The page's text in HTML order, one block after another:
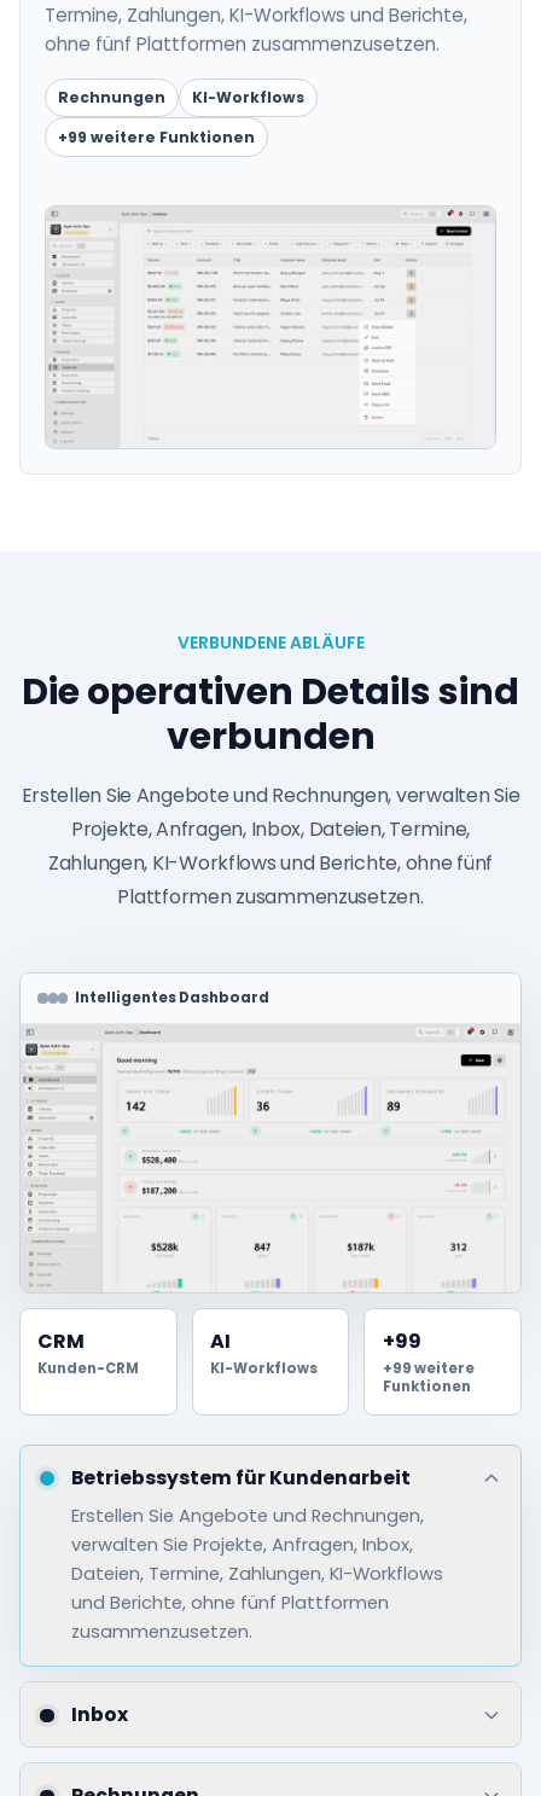
Termine, Zahlungen, KI-Workflows und Berichte,
ohne fünf Plattformen zusammenzusetzen.
Rechnungen
KI-Workflows
+99 weitere Funktionen
VERBUNDENE ABLÄUFE
Die operativen Details sind
verbunden
Erstellen Sie Angebote und Rechnungen, verwalten Sie
Projekte, Anfragen, Inbox, Dateien, Termine,
Zahlungen, KI-Workflows und Berichte, ohne fünf
Plattformen zusammenzusetzen.
Intelligentes Dashboard
CRM
Kunden-CRM
AI
KI-Workflows
+99
+99 weitere
Funktionen
Betriebssystem für Kundenarbeit
Erstellen Sie Angebote und Rechnungen,
verwalten Sie Projekte, Anfragen, Inbox,
Dateien, Termine, Zahlungen, KI-Workflows
und Berichte, ohne fünf Plattformen
zusammenzusetzen.
Inbox
Ein Workspace für Arbeit, Kommunikation
und Umsatz. Die operativen Details sind